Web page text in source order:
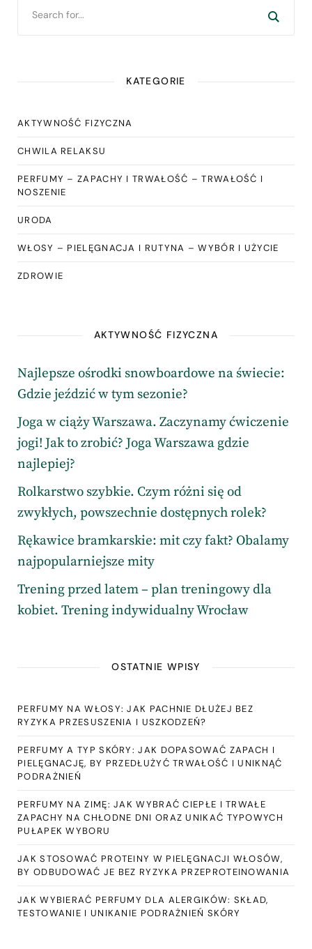
KATEGORIE
AKTYWNOŚĆ FIZYCZNA
CHWILA RELAKSU
PERFUMY – ZAPACHY I TRWAŁOŚĆ – TRWAŁOŚĆ I
NOSZENIE
URODA
WŁOSY – PIELĘGNACJA I RUTYNA – WYBÓR I UŻYCIE
ZDROWIE
AKTYWNOŚĆ FIZYCZNA
Najlepsze ośrodki snowboardowe na świecie:
Gdzie jeździć w tym sezonie?
Joga w ciąży Warszawa. Zaczynamy ćwiczenie
jogi! Jak to zrobić? Joga Warszawa gdzie
najlepiej?
Rolkarstwo szybkie. Czym różni się od
zwykłych, powszechnie dostępnych rolek?
Rękawice bramkarskie: mit czy fakt? Obalamy
najpopularniejsze mity
Trening przed latem – plan treningowy dla
kobiet. Trening indywidualny Wrocław
OSTATNIE WPISY
PERFUMY NA WŁOSY: JAK PACHNIE DŁUŻEJ BEZ
RYZYKA PRZESUSZENIA I USZKODZEŃ?
PERFUMY A TYP SKÓRY: JAK DOPASOWAĆ ZAPACH I
PIELĘGNACJĘ, BY PRZEDŁUŻYĆ TRWAŁOŚĆ I UNIKNĄĆ
PODRAŻNIEŃ
PERFUMY NA ZIMĘ: JAK WYBRAĆ CIEPŁE I TRWAŁE
ZAPACHY NA CHŁODNE DNI ORAZ UNIKAĆ TYPOWYCH
PUŁAPEK WYBORU
JAK STOSOWAĆ PROTEINY W PIELĘGNACJI WŁOSÓW,
BY ODBUDOWAĆ JE BEZ RYZYKA PRZEPROTEINOWANIA
JAK WYBIERAĆ PERFUMY DLA ALERGIKÓW: SKŁAD,
TESTOWANIE I UNIKANIE PODRAŻNIEŃ SKÓRY